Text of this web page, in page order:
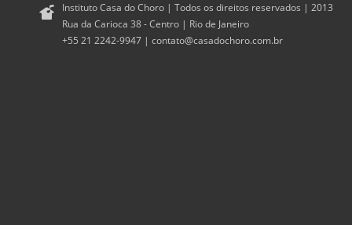
Instituto Casa do Choro | Todos os direitos reservados | 2013
Rua da Carioca 38 - Centro | Rio de Janeiro
+55 21 2242-9947 | contato@casadochoro.com.br